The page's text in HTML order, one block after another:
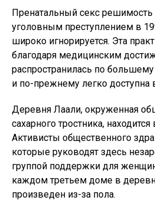
снова выйдет замуж в
женщина родит сына».
Лаали было 19 лет, когда ее
фермером в 2009 году. В
родила двух дочерей. Во время
ей регулярно давали
религиозные целители, чтобы
Когда родилась ее девочка,
приехал. чтобы увидеть их в
домой было хуже. «Моя
лицо моей дочери», — сказал
заботиться обо мне, сказав:«
девочкой. Как далеко я могу о